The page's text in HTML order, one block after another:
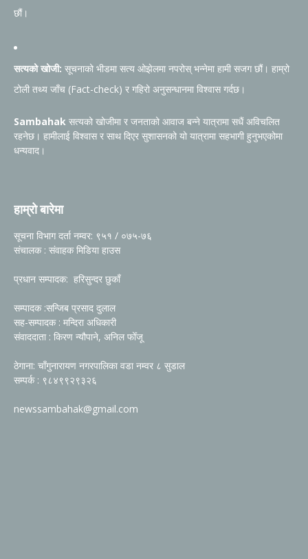
छौं।
सत्यको खोजी: सूचनाको भीडमा सत्य ओझेलमा नपरोस् भन्नेमा हामी सजग छौं। हाम्रो
टोली तथ्य जाँच (Fact-check) र गहिरो अनुसन्धानमा विश्वास गर्दछ।
Sambahak सत्यको खोजीमा र जनताको आवाज बन्ने यात्रामा सधैं अविचलित
रहनेछ। हामीलाई विश्वास र साथ दिएर सुशासनको यो यात्रामा सहभागी हुनुभएकोमा
धन्यवाद।
हाम्रो बारेमा
सूचना विभाग दर्ता नम्वर: ९५१ / ०७५-७६
संचालक : संवाहक मिडिया हाउस
प्रधान सम्पादक: हरिसुन्दर छुकाँ
सम्पादक :सन्जिब प्रसाद दुलाल
सह-सम्पादक : मन्दिरा अधिकारी
संवाददाता : किरण न्यौपाने, अनिल फोँजू
ठेगाना: चाँगुनारायण नगरपालिका वडा नम्वर ८ सुडाल
सम्पर्क : ९८४९९२९३२६
newssambahak@gmail.com